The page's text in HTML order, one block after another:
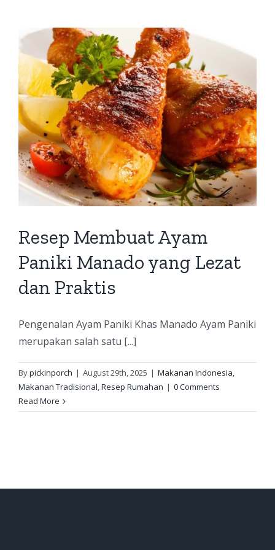
Resep Membuat Ayam
Paniki Manado yang Lezat
dan Praktis
Pengenalan Ayam Paniki Khas Manado Ayam Paniki
merupakan salah satu [...]
Bypickinporch | August 29th, 2025 | Makanan Indonesia,
Makanan Tradisional,Resep Rumahan | 0 Comments
Read More